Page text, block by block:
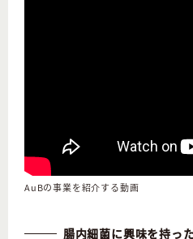
AuBの事業を紹介する動画
腸内細菌に興味を持っ